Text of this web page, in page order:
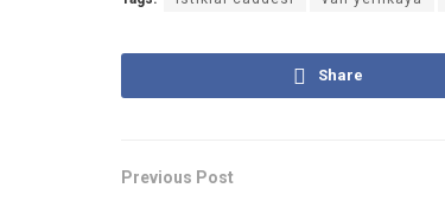
Share
Previous Post